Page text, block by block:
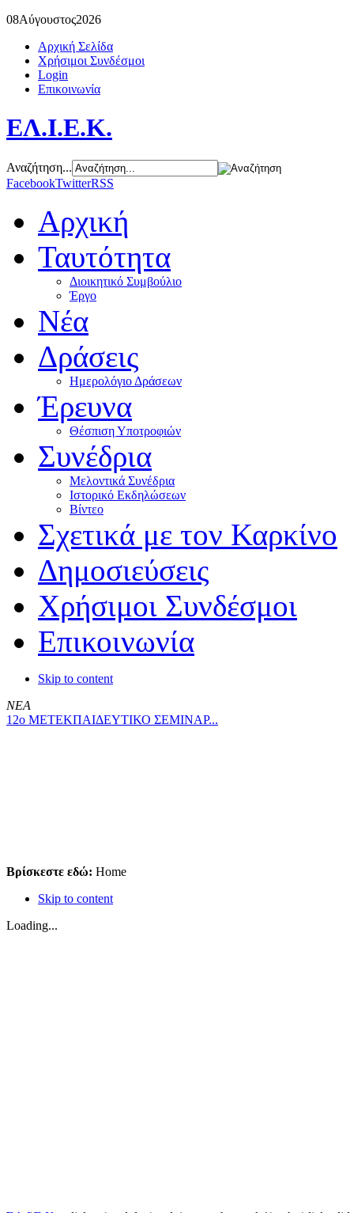
08Αύγουστος2026
Αρχική Σελίδα
Χρήσιμοι Συνδέσμοι
Login
Επικοινωνία
ΕΛ.Ι.Ε.Κ.
Αναζήτηση...
FacebookTwitterRSS
Αρχική
Ταυτότητα
Διοικητικό Συμβούλιο
Έργο
Νέα
Δράσεις
Ημερολόγιο Δράσεων
Έρευνα
Θέσπιση Υποτροφιών
Συνέδρια
Μελοντικά Συνέδρια
Ιστορικό Εκδηλώσεων
Βίντεο
Σχετικά με τον Καρκίνο
Δημοσιεύσεις
Χρήσιμοι Συνδέσμοι
Επικοινωνία
Skip to content
ΝΕΑ
12ο ΜΕΤΕΚΠΑΙΔΕΥΤΙΚΟ ΣΕΜΙΝΑΡ...
Βρίσκεστε εδώ: Home
Skip to content
Loading...